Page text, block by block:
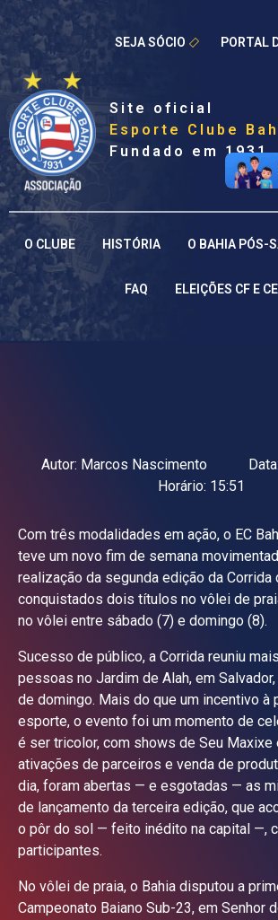
Site oficial
Esporte Clube
Fundado em 1931
SEJA SÓCIO PORTAL
O CLUBE HISTÓRIA O BAHIA PÓS-
FAQ ELEIÇÕES CF E CE
Autor: Marcos Nascimento Data:
Horário: 15:51
Com três modalidades em ação, o EC
teve um novo fim de semana
realização da segunda edição da Corrida
conquistados dois títulos no vôlei de
no vôlei entre sábado (7) e domingo (8).
Sucesso de público, a Corrida reuniu
pessoas no Jardim de Alah, em Salvador,
de domingo. Mais do que um incentivo à
esporte, o evento foi um momento de
é ser tricolor, com shows de Seu Maxixe
ativações de parceiros e venda de
dia, foram abertas — e esgotadas — as
de lançamento da terceira edição, que
o pôr do sol — feito inédito na capital —,
participantes.
No vôlei de praia, o Bahia disputou a
Campeonato Baiano Sub-23, em Senhor